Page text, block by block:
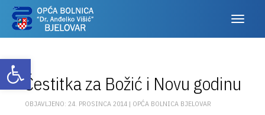
Otvori alatnu traku
Čestitka za Božić i Novu godinu
OBJAVLJENO: 24. PROSINCA 2014 | OPĆA BOLNICA BJELOVAR